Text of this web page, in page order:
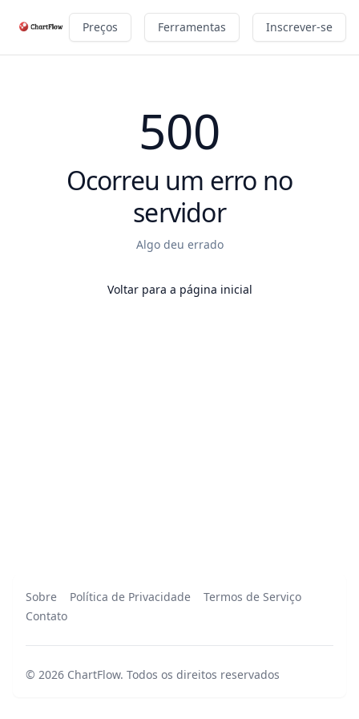
Preços Ferramentas Inscrever-se
500
Ocorreu um erro no
servidor
Algo deu errado
Voltar para a página inicial
Sobre Política de Privacidade
Termos de Serviço
Contato
© 2026 ChartFlow. Todos os direitos reservados